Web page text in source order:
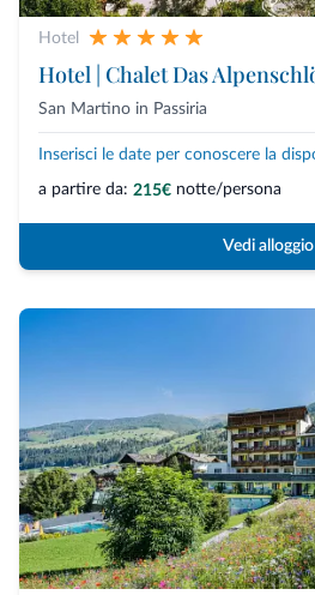
Hotel
Hotel | Chalet Das
San Martino in Passiria
Inserisci le date per conoscere la
a partire da: 215€ notte/persona
Vedi alloggio